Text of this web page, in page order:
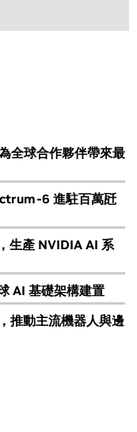
全球合作夥伴帶來最
6 進駐百萬瓩
生產 NVIDIA AI 系
AI 基礎架構建置
推動主流機器人與邊